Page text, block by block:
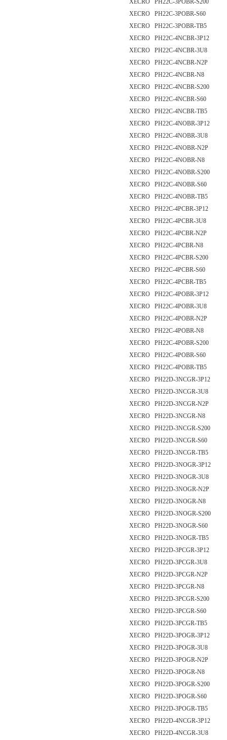
XECRO PH22C-3POBR-S200
XECRO PH22C-3POBR-S60
XECRO PH22C-3POBR-TB5
XECRO PH22C-4NCBR-3P12
XECRO PH22C-4NCBR-3U8
XECRO PH22C-4NCBR-N2P
XECRO PH22C-4NCBR-N8
XECRO PH22C-4NCBR-S200
XECRO PH22C-4NCBR-S60
XECRO PH22C-4NCBR-TB5
XECRO PH22C-4NOBR-3P12
XECRO PH22C-4NOBR-3U8
XECRO PH22C-4NOBR-N2P
XECRO PH22C-4NOBR-N8
XECRO PH22C-4NOBR-S200
XECRO PH22C-4NOBR-S60
XECRO PH22C-4NOBR-TB5
XECRO PH22C-4PCBR-3P12
XECRO PH22C-4PCBR-3U8
XECRO PH22C-4PCBR-N2P
XECRO PH22C-4PCBR-N8
XECRO PH22C-4PCBR-S200
XECRO PH22C-4PCBR-S60
XECRO PH22C-4PCBR-TB5
XECRO PH22C-4POBR-3P12
XECRO PH22C-4POBR-3U8
XECRO PH22C-4POBR-N2P
XECRO PH22C-4POBR-N8
XECRO PH22C-4POBR-S200
XECRO PH22C-4POBR-S60
XECRO PH22C-4POBR-TB5
XECRO PH22D-3NCGR-3P12
XECRO PH22D-3NCGR-3U8
XECRO PH22D-3NCGR-N2P
XECRO PH22D-3NCGR-N8
XECRO PH22D-3NCGR-S200
XECRO PH22D-3NCGR-S60
XECRO PH22D-3NCGR-TB5
XECRO PH22D-3NOGR-3P12
XECRO PH22D-3NOGR-3U8
XECRO PH22D-3NOGR-N2P
XECRO PH22D-3NOGR-N8
XECRO PH22D-3NOGR-S200
XECRO PH22D-3NOGR-S60
XECRO PH22D-3NOGR-TB5
XECRO PH22D-3PCGR-3P12
XECRO PH22D-3PCGR-3U8
XECRO PH22D-3PCGR-N2P
XECRO PH22D-3PCGR-N8
XECRO PH22D-3PCGR-S200
XECRO PH22D-3PCGR-S60
XECRO PH22D-3PCGR-TB5
XECRO PH22D-3POGR-3P12
XECRO PH22D-3POGR-3U8
XECRO PH22D-3POGR-N2P
XECRO PH22D-3POGR-N8
XECRO PH22D-3POGR-S200
XECRO PH22D-3POGR-S60
XECRO PH22D-3POGR-TB5
XECRO PH22D-4NCGR-3P12
XECRO PH22D-4NCGR-3U8